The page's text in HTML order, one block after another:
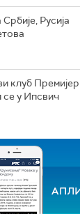
Русија
клуб Премијер
се у Ипсвич